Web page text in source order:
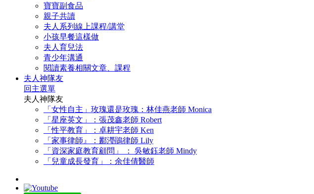
寶寶副食品
親子共讀
夫人系列線上課程/講堂
小孩早餐這樣做
夫人育兒法
青少年溝通
閱讀素養相關文章、課程
夫人神隊友
回主選單
夫人神隊友
「女性自主」玫瑰還是玫瑰：林佳燕老師 Monica
「星座英文」：張茂鑫老師 Robert
「性平教育」：卓耕宇老師 Ken
「家事律師』：酈瀅鵑律師 Lily
「資深家庭教育顧問」 ： 吳敏鈺老師 Mindy
「兒童成長發育」：余佳倩醫師